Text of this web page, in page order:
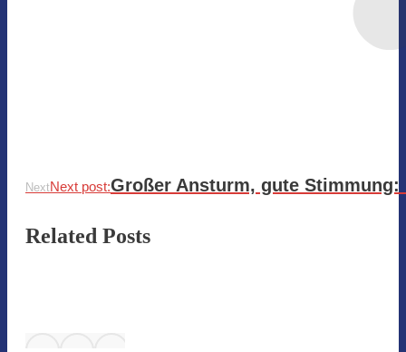
NextNext post:Großer Ansturm, gute
Related Posts